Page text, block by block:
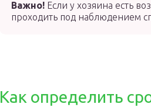
Важно! Если у хозяина есть
проходить под наблюдением
Как определить